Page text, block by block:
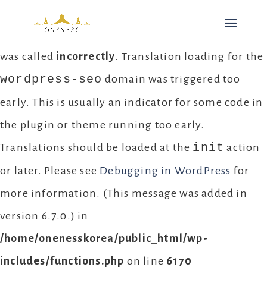
: Function _load_textdomain_just_in_time
was called incorrectly. Translation loading for the
wordpress-seo domain was triggered too
early. This is usually an indicator for some code in
the plugin or theme running too early.
Translations should be loaded at the init action
or later. Please see Debugging in WordPress for
more information. (This message was added in
version 6.7.0.) in
/home/onenesskorea/public_html/wp-
includes/functions.php on line 6170